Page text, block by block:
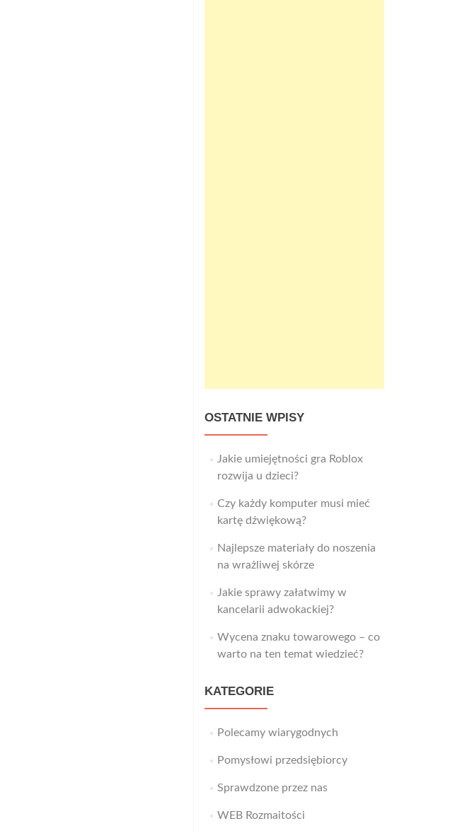
OSTATNIE WPISY
Jakie umiejętności gra Roblox
rozwija u dzieci?
Czy każdy komputer musi mieć
kartę dźwiękową?
Najlepsze materiały do noszenia
na wrażliwej skórze
Jakie sprawy załatwimy w
kancelarii adwokackiej?
Wycena znaku towarowego – co
warto na ten temat wiedzieć?
KATEGORIE
Polecamy wiarygodnych
Pomysłowi przedsiębiorcy
Sprawdzone przez nas
WEB Rozmaitości